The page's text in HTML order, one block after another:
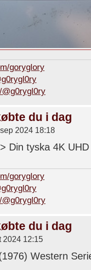
goryglory
du i dag
2024 18:18
Din tyska 4K
goryglory
du i dag
2024 12:15
Western